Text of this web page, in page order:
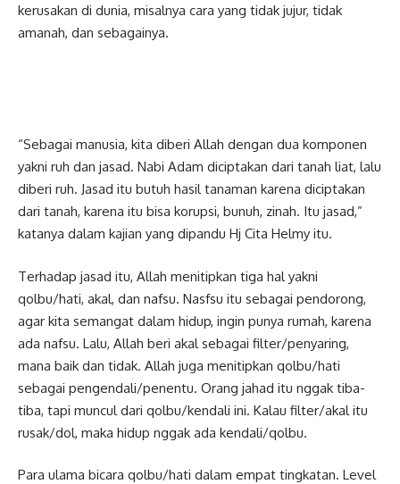
kerusakan di dunia, misalnya cara yang tidak jujur, tidak
amanah, dan sebagainya.
“Sebagai manusia, kita diberi Allah dengan dua komponen
yakni ruh dan jasad. Nabi Adam diciptakan dari tanah liat, lalu
diberi ruh. Jasad itu butuh hasil tanaman karena diciptakan
dari tanah, karena itu bisa korupsi, bunuh, zinah. Itu jasad,”
katanya dalam kajian yang dipandu Hj Cita Helmy itu.
Terhadap jasad itu, Allah menitipkan tiga hal yakni
qolbu/hati, akal, dan nafsu. Nasfsu itu sebagai pendorong,
agar kita semangat dalam hidup, ingin punya rumah, karena
ada nafsu. Lalu, Allah beri akal sebagai filter/penyaring,
mana baik dan tidak. Allah juga menitipkan qolbu/hati
sebagai pengendali/penentu. Orang jahad itu nggak tiba-
tiba, tapi muncul dari qolbu/kendali ini. Kalau filter/akal itu
rusak/dol, maka hidup nggak ada kendali/qolbu.
Para ulama bicara qolbu/hati dalam empat tingkatan. Level